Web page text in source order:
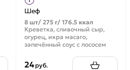
Шеф
8 шт/ 275 г/ 176.5 ккал
Креветка, сливочный сыр,
огурец, икра масаго,
запечённый соус с лососем
24руб.